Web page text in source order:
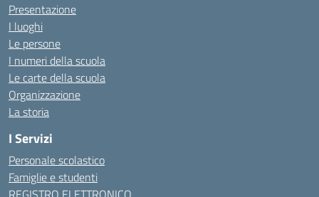
Presentazione
I luoghi
Le persone
I numeri della scuola
Le carte della scuola
Organizzazione
La storia
I Servizi
Personale scolastico
Famiglie e studenti